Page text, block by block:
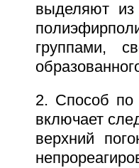
выделяют из
группами,
2. Способ по
включает
верхний